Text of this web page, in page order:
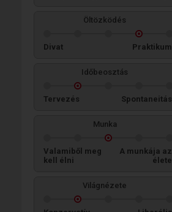
Öltözködés
Divat Praktikum
Időbeosztás
Tervezés Spontaneitás
Munka
Valamiből meg
kell élni
A munkája az
élete
Világnézete